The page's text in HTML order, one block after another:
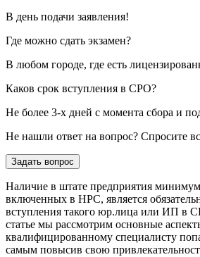
В день подачи заявления!
Где можно сдать экзамен?
В любом городе, где есть
Каков срок вступления в СРО?
Не более 3-х дней с момента сбора и
Не нашли ответ на вопрос? Спросите
Задать вопрос
Наличие в штате предприятия
включенных в НРС, является
вступления такого юр.лица или ИП в
статье мы рассмотрим основные
квалифицированному специалисту
самым повысив свою